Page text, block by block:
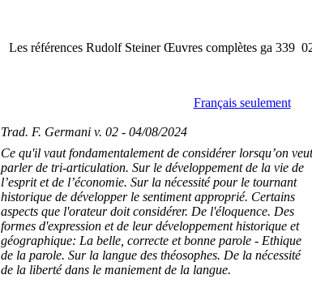
Les références Rudolf Steiner Œuvres complètes ga 339
Français seulement
Trad. F. Germani v. 02 - 04/08/2024
Ce qu'il vaut fondamentalement de considérer lorsqu’on veut
parler de tri-articulation. Sur le développement de la vie de
l’esprit et de l’économie. Sur la nécessité pour le tournant
historique de développer le sentiment approprié. Certains
aspects que l'orateur doit considérer. De l'éloquence. Des
formes d'expression et de leur développement historique et
géographique: La belle, correcte et bonne parole - Ethique
de la parole. Sur la langue des théosophes. De la nécessité
de la liberté dans le maniement de la langue.